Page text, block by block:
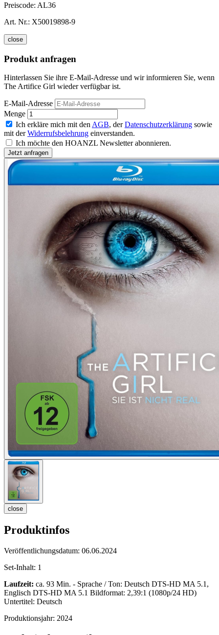
Preiscode: AL36
Art. Nr.: X50019898-9
close
Produkt anfragen
Hinterlassen Sie ihre E-Mail-Adresse und wir informieren Sie, wenn
The Artifice Girl wieder verfügbar ist.
E-Mail-Adresse
Menge
Ich erkläre mich mit den AGB, derDatenschutzerklärung sowie
mit derWiderrufsbelehrung einverstanden.
Ich möchte den HOANZL Newsletter abonnieren.
close
Produktinfos
Veröffentlichungsdatum: 06.06.2024
Set-Inhalt: 1
Laufzeit: ca. 93 Min. - Sprache / Ton: Deutsch DTS-HD MA 5.1,
Englisch DTS-HD MA 5.1 Bildformat: 2,39:1 (1080p/24 HD)
Untertitel: Deutsch
Produktionsjahr: 2024